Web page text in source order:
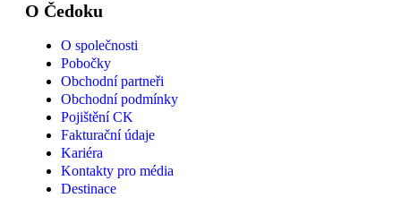
O Čedoku
O společnosti
Pobočky
Obchodní partneři
Obchodní podmínky
Pojištění CK
Fakturační údaje
Kariéra
Kontakty pro média
Destinace